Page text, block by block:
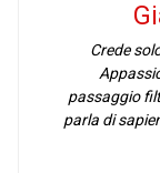
Crede
passaggio
parla di